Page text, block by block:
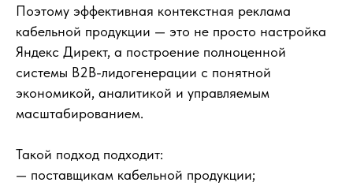
Поэтому эффективная контекстная реклама
кабельной продукции — это не просто настройка
Яндекс Директ, а построение полноценной
системы B2B-лидогенерации с понятной
экономикой, аналитикой и управляемым
масштабированием.
Такой подход подходит:
— поставщикам кабельной продукции;